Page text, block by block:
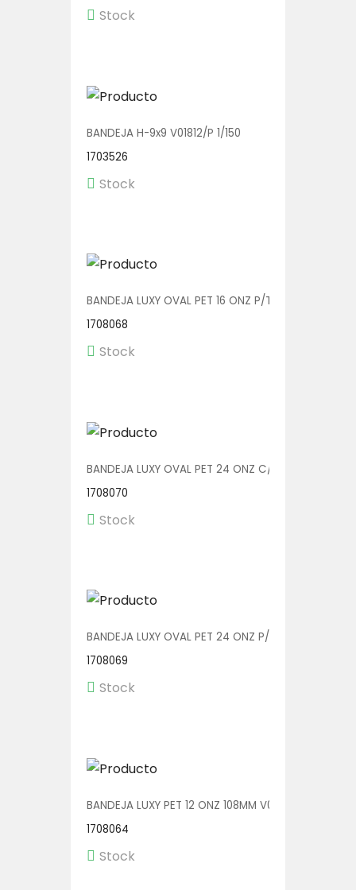
Stock
BANDEJA H-9x9 V01812/P 1/150
1703526
Stock
BANDEJA LUXY OVAL PET 16 ONZ P/TENEDOR
1708068
Stock
BANDEJA LUXY OVAL PET 24 ONZ C/TENEDOR
1708070
Stock
BANDEJA LUXY OVAL PET 24 ONZ P/TENEDOR
1708069
Stock
BANDEJA LUXY PET 12 ONZ 108MM V00601 1/360
1708064
Stock